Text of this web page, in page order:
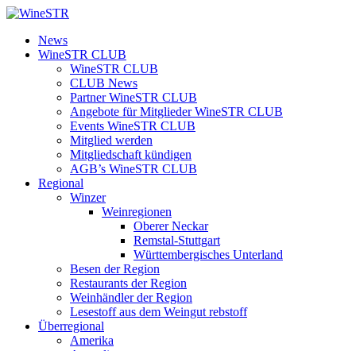
Zum
springen
WineSTR
News
WineSTR CLUB
WineSTR CLUB
CLUB News
Partner WineSTR CLUB
Angebote für Mitglieder WineSTR CLUB
Events WineSTR CLUB
Mitglied werden
Mitgliedschaft kündigen
AGB’s WineSTR CLUB
Regional
Winzer
Weinregionen
Oberer Neckar
Remstal-Stuttgart
Württembergisches Unterland
Besen der Region
Restaurants der Region
Weinhändler der Region
Lesestoff aus dem Weingut rebstoff
Überregional
Amerika